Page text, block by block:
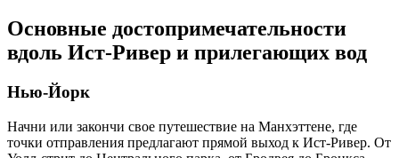
Основные достопримечательности
вдоль Ист-Ривер и прилегающих вод
Нью-Йорк
Начни или закончи свое путешествие на Манхэттене, где
точки отправления предлагают прямой выход к Ист-Ривер. От